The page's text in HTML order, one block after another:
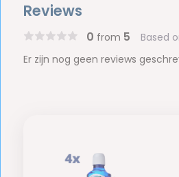
Reviews
0 from 5 Based
Er zijn nog geen reviews